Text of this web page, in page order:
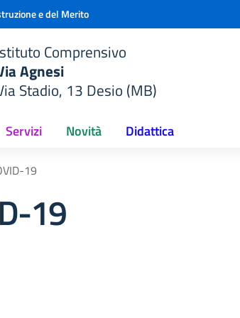
e del Merito
Comprensivo
Agnesi
Stadio, 13 Desio (MB)
Servizi Novità Didattica
19
19